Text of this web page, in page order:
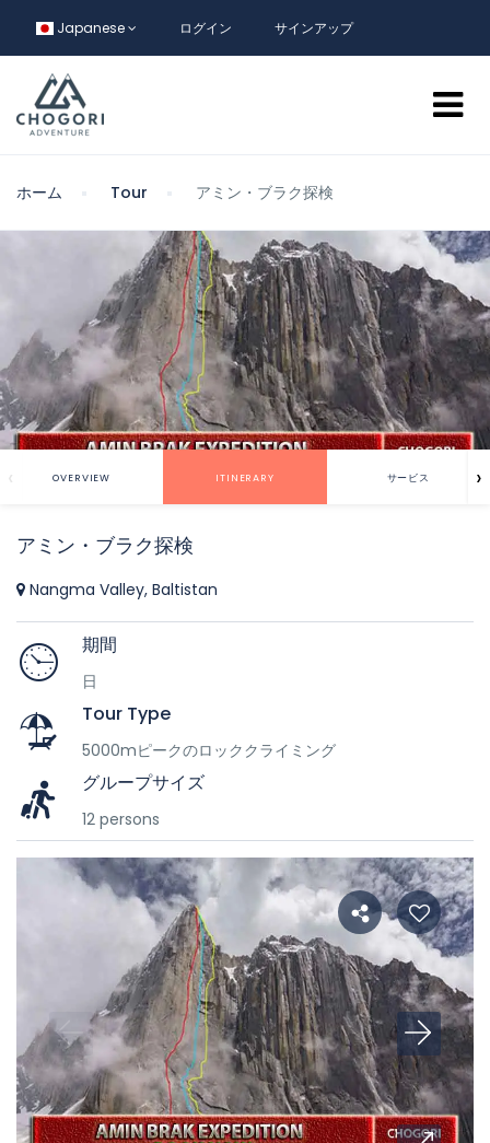
Japanese ログイン サインアップ
ホーム Tour アミン・ブラク探検
OVERVIEW ITINERARY サービス
‹ ›
アミン・ブラク探検
Nangma Valley, Baltistan
期間
日
Tour Type
5000mピークのロッククライミング
グループサイズ
12 persons